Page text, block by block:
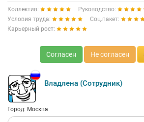
Коллектив:
Руководство:
Условия труда:
Соц.пакет:
Карьерный рост:
Согласен Не согласен
Владлена (Сотрудник)
Город: Москва